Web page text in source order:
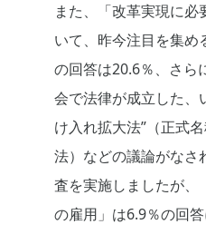
また、「改革実現に
いて、昨今注目を集め
の回答は20.6％、さら
会で法律が成立した、
け入れ拡大法”（正式
法）などの議論がなさ
査を実施しましたが、
の雇用」は6.9％の回